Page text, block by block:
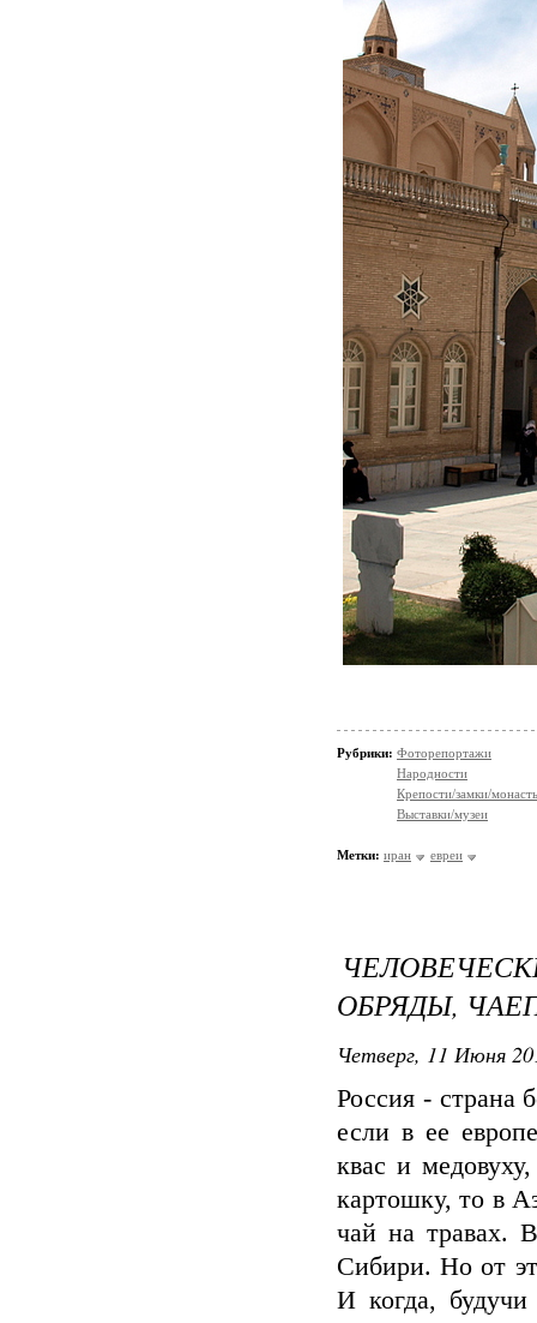
Рубрики: Фоторепортажи
Народности
Крепости/замки/
Выставки/музеи
Метки: иран евреи
ОБРЯДЫ,
Четверг, 11 Июня
Россия - страна
если в ее
квас и
картошку, то в
чай на травах.
Сибири. Но от
И когда,